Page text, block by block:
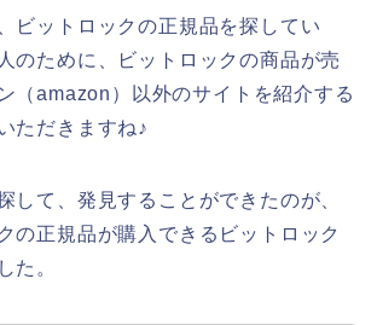
ビットロックの正規品を探してい
のために、ビットロックの商品が売
（amazon）以外のサイトを紹介する
ただきますね♪
して、発見することができたのが、
の正規品が購入できるビットロック
た。